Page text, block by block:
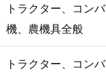
トラクター、コン
機、農機具全般
トラクター、コン